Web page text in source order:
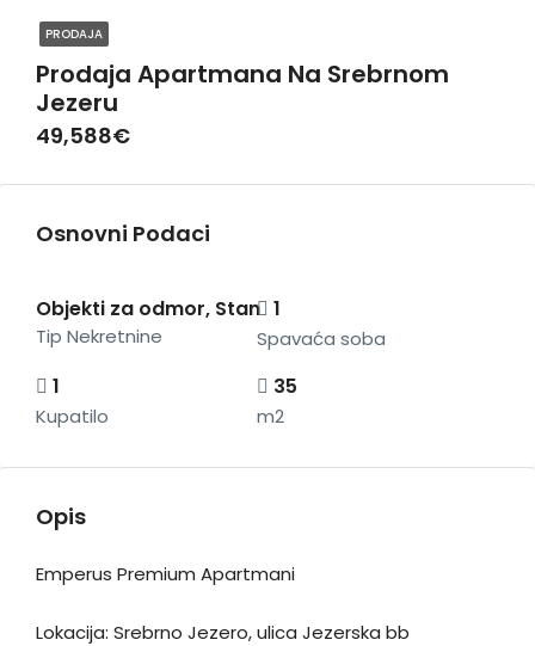
PRODAJA
Prodaja Apartmana Na Srebrnom
Jezeru
49,588€
Osnovni Podaci
Objekti za odmor, Stan
Tip Nekretnine
1
Spavaća soba
1
Kupatilo
35
m2
Opis
Emperus Premium Apartmani
Lokacija: Srebrno Jezero, ulica Jezerska bb